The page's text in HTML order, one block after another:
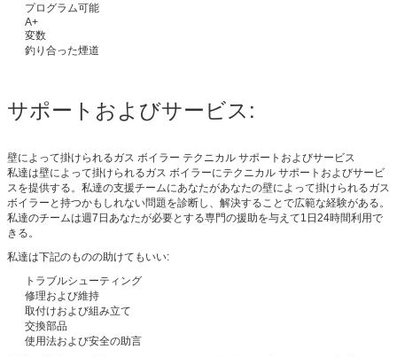
プログラム可能
A+
変数
釣り合った煙道
サポートおよびサービス:
壁によって掛けられるガス ボイラー テクニカル サポートおよびサービス
私達は壁によって掛けられるガス ボイラーにテクニカル サポートおよびサービ
スを提供する。私達の支援チームにあなたがあなたの壁によって掛けられるガス
ボイラーと持つかもしれない問題を診断し、解決することで広範な経験がある。
私達のチームは週7日あなたが必要とする専門の援助を与えて1日24時間利用で
きる。
私達は下記のものの助けてもいい:
トラブルシューティング
修理および維持
取付けおよび組み立て
交換部品
使用法および安全の助言